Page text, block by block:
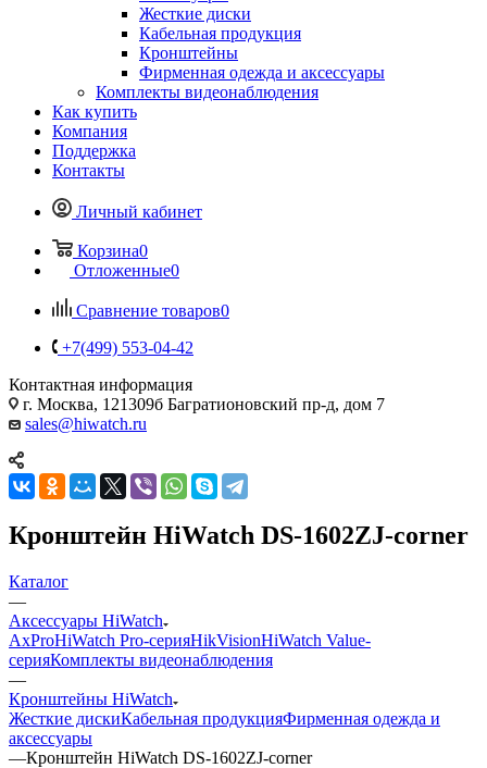
Жесткие диски
Кабельная продукция
Кронштейны
Фирменная одежда и аксессуары
Комплекты видеонаблюдения
Как купить
Компания
Поддержка
Контакты
Личный кабинет
Корзина0
Отложенные0
Сравнение товаров0
+7(499) 553-04-42
Контактная информация
г. Москва, 121309б Багратионовский пр-д, дом 7
sales@hiwatch.ru
Кронштейн HiWatch DS-1602ZJ-corner
Каталог
—
Аксессуары HiWatch
AxProHiWatch Pro-серияHikVisionHiWatch Value-
серияКомплекты видеонаблюдения
—
Кронштейны HiWatch
Жесткие дискиКабельная продукцияФирменная одежда и
аксессуары
—Кронштейн HiWatch DS-1602ZJ-corner